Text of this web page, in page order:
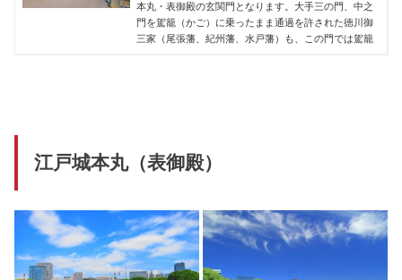
本丸・表御殿の玄関門となります。大手三の門、中之
門を駕籠（かご）に乗ったまま通過を許された徳川御
三家（尾張藩、紀州藩、水戸藩）も、この門では駕籠
江戸城本丸（表御殿）